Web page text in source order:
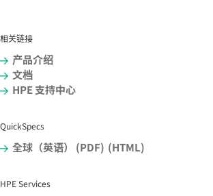
相关链接
产品介绍
文档
HPE 支持中心
QuickSpecs
全球（英语） (PDF) (HTML)
HPE Services